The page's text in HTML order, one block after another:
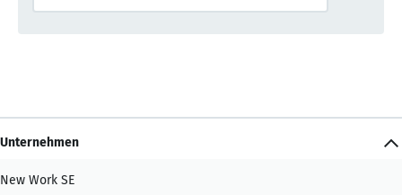
Unternehmen
New Work SE